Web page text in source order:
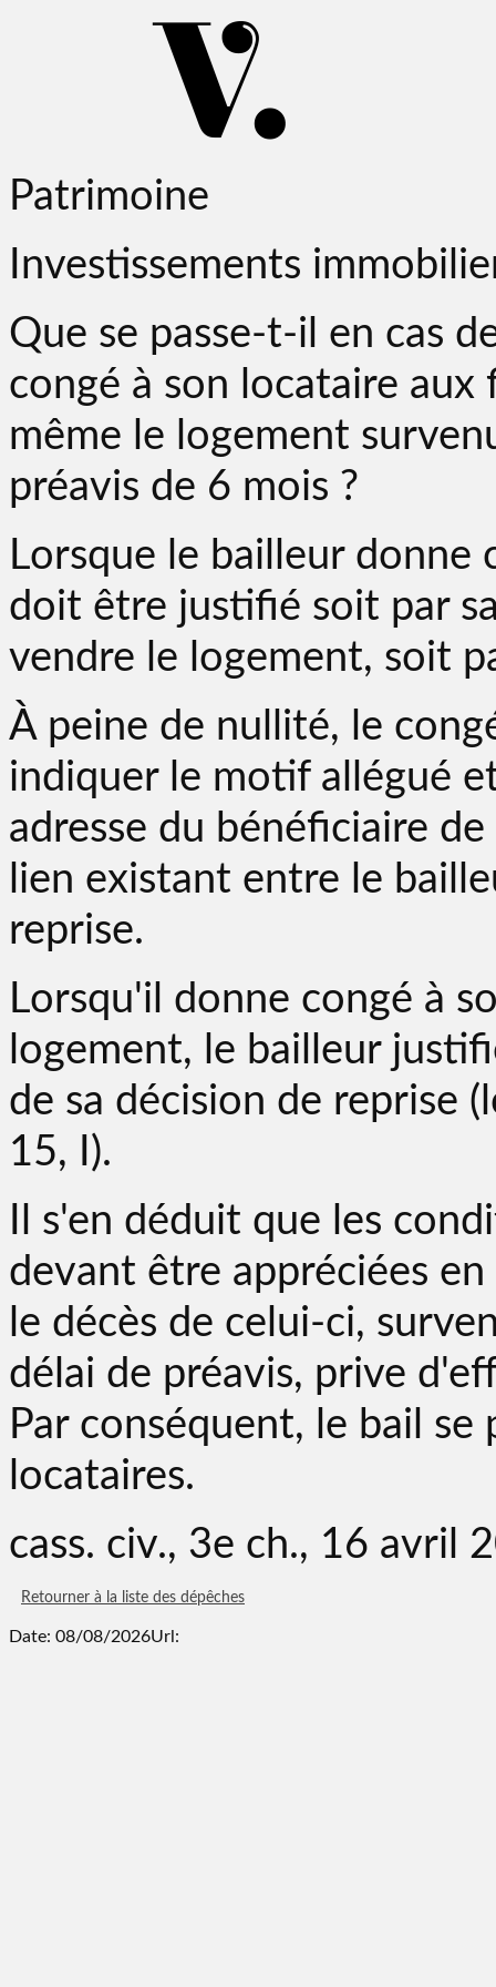
Patrimoine
Investissements
Que se passe-t-il en cas
congé à son locataire
même le logement
préavis de 6 mois ?
Lorsque le bailleur donne
doit être justifié soit par
vendre le logement, soit
À peine de nullité, le
indiquer le motif allégué
adresse du bénéficiaire
lien existant entre le
reprise.
Lorsqu'il donne congé à
logement, le bailleur
de sa décision de reprise
15, I).
Il s'en déduit que les
devant être appréciées
le décès de celui-ci,
délai de préavis, prive
Par conséquent, le bail
locataires.
cass. civ., 3e ch., 16 avril
Retourner à la liste des dépêches
Date: 08/08/2026Url: